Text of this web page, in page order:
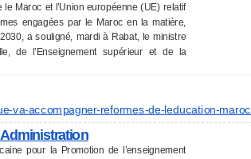
Maroc et l’Union européenne (UE) relatif
engagées par le Maroc en la matière,
a souligné, mardi à Rabat, le ministre
de l’Enseignement supérieur et de la
va-accompagner-reformes-de-leducation-maroc
pour la Promotion de l’enseignement